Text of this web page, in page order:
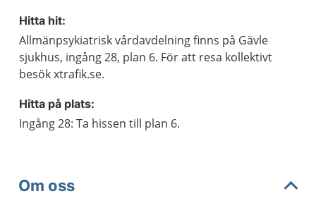
Hitta hit:
Allmänpsykiatrisk vårdavdelning finns på Gävle
sjukhus, ingång 28, plan 6. För att resa kollektivt
besök xtrafik.se.
Hitta på plats:
Ingång 28: Ta hissen till plan 6.
Om oss